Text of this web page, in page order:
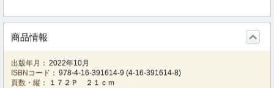
商品情報
出版年月： 2022年10月
ISBNコード： 978-4-16-391614-9 (4-16-391614-8)
頁数・縦：
１７２Ｐ ２１ｃｍ